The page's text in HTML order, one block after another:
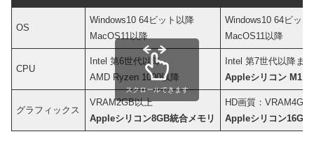
OS
Windows10 64ビット以降
MacOS11以降
Windows10 64ビット
MacOS11以降
CPU
Intel 第6世代以降
AMD Ryzen 1000以降
Intel 第7世代以降ま
Appleシリコン M1以
グラフィックス
VRAM2GB以上
Appleシリコン8GB統合メモリ
HD画質：
Appleシリコン16GB
スクロールできます